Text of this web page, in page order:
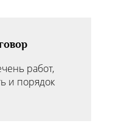
работ,
и порядок